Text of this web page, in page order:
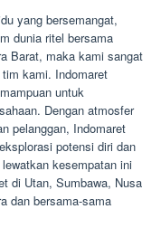
yang bersemangat,
dunia ritel bersama
Barat, maka kami sangat
tim kami. Indomaret
untuk
Dengan atmosfer
pelanggan, Indomaret
potensi diri dan
kesempatan ini
di Utan, Sumbawa, Nusa
dan bersama-sama